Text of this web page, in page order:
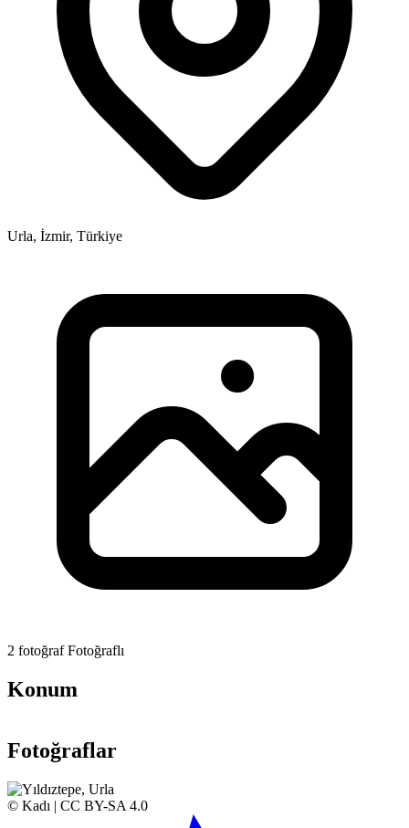
Urla, İzmir, Türkiye
2 fotoğraf Fotoğraflı
Konum
+
Leaflet |© OpenStreetMap contributors |
Fotoğraflar
© Kadı | CC BY-SA 4.0